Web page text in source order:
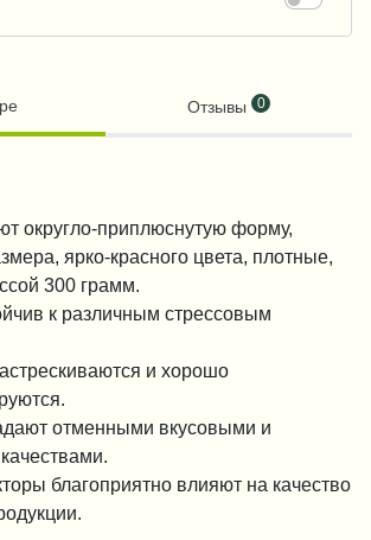
Отзывы 0
округло-приплюснутую форму,
ярко-красного цвета, плотные,
300 грамм.
к различным стрессовым
и хорошо
отменными вкусовыми и
благоприятно влияют на качество